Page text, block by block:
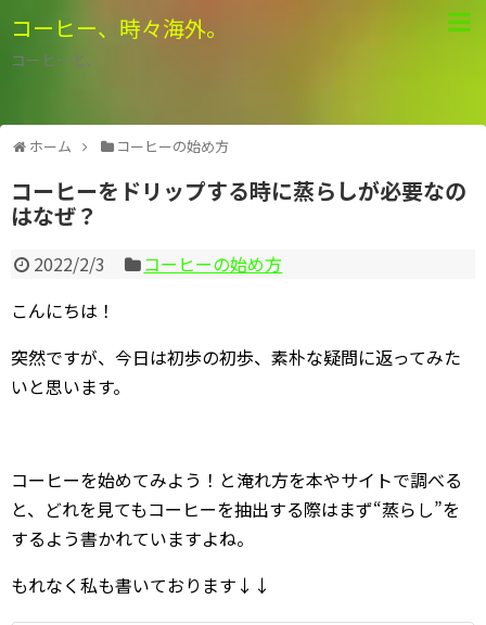
コーヒー、時々海外。
コーヒーと、
ホーム コーヒーの始め方
コーヒーをドリップする時に蒸らしが必要なの
はなぜ？
2022/2/3
コーヒーの始め方
こんにちは！
突然ですが、今日は初歩の初歩、素朴な疑問に返ってみた
いと思います。
コーヒーを始めてみよう！と淹れ方を本やサイトで調べる
と、どれを見てもコーヒーを抽出する際はまず“蒸らし”を
するよう書かれていますよね。
もれなく私も書いております↓↓